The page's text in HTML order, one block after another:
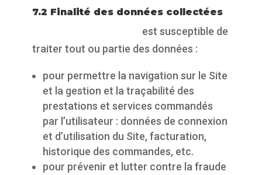
7.2 Finalité des données collectées
est susceptible de
traiter tout ou partie des données :
pour permettre la navigation sur le Site
et la gestion et la traçabilité des
prestations et services commandés
par l’utilisateur : données de connexion
et d’utilisation du Site, facturation,
historique des commandes, etc.
pour prévenir et lutter contre la fraude